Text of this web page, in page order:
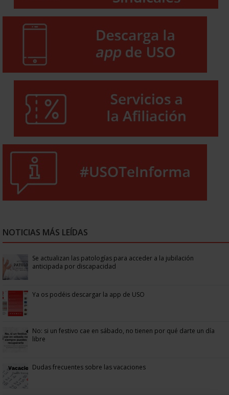
NOTICIAS MÁS LEÍDAS
Se actualizan las patologías para acceder a la jubilación
anticipada por discapacidad
Ya os podéis descargar la app de USO
No: si un festivo cae en sábado, no tienen por qué darte un día
libre
Dudas frecuentes sobre las vacaciones